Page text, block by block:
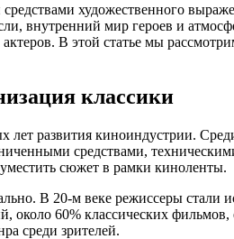
художественного
внутренний мир героев и
В этой статье мы
классики
лет развития киноиндустрии.
средствами,
сюжет в рамки киноленты.
В 20-м веке режиссеры стали
около 60% классических
среди зрителей.